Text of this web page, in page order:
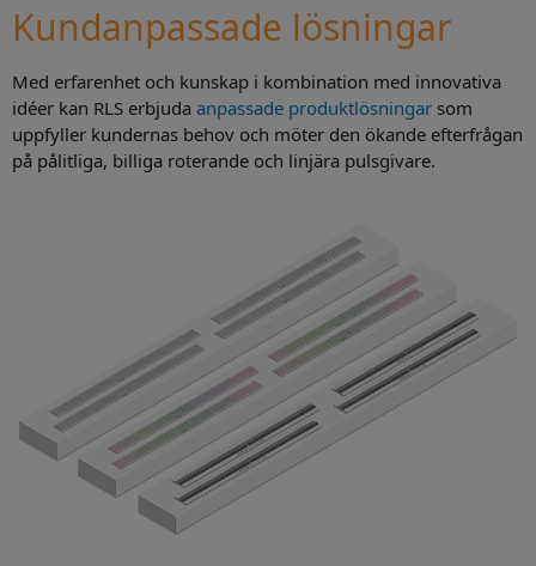
Kundanpassade lösningar
Med erfarenhet och kunskap i kombination med innovativa
idéer kan RLS erbjuda anpassade produktlösningar som
uppfyller kundernas behov och möter den ökande efterfrågan
på pålitliga, billiga roterande och linjära pulsgivare.